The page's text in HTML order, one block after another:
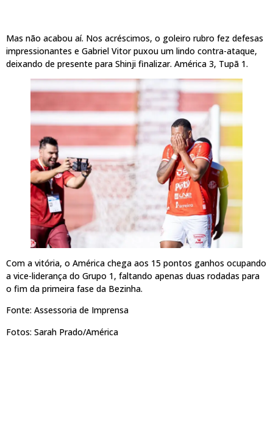
Mas não acabou aí. Nos acréscimos, o goleiro rubro fez defesas
impressionantes e Gabriel Vitor puxou um lindo contra-ataque,
deixando de presente para Shinji finalizar. América 3, Tupã 1.
Com a vitória, o América chega aos 15 pontos ganhos ocupando
a vice-liderança do Grupo 1, faltando apenas duas rodadas para
o fim da primeira fase da Bezinha.
Fonte: Assessoria de Imprensa
Fotos: Sarah Prado/América